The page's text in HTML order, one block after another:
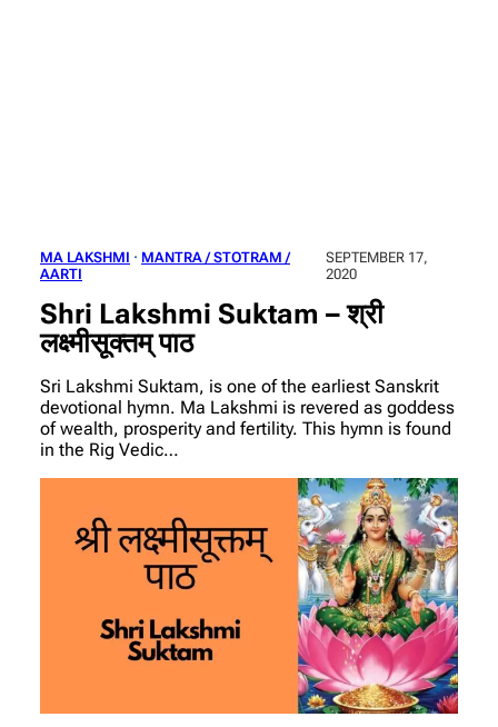
MA LAKSHMI · MANTRA / STOTRAM /
AARTI
SEPTEMBER 17,
2020
Shri Lakshmi Suktam – श्री
लक्ष्मीसूक्तम्‌ पाठ
Sri Lakshmi Suktam, is one of the earliest Sanskrit
devotional hymn. Ma Lakshmi is revered as goddess
of wealth, prosperity and fertility. This hymn is found
in the Rig Vedic…